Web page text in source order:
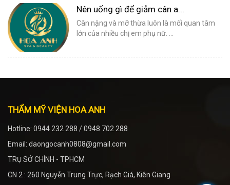
Nên uống gì để giảm cân a...
Cân nặng và mỡ thừa luôn là mối quan tâm
lớn của nhiều chị em phụ nữ. ...
THẨM MỸ VIỆN HOA ANH
Hotline: 0944 232 288 / 0948 702 288
Email: daongocanh0808@gmail.com
TRỤ SỞ CHÍNH - TPHCM
CN 2 : 260 Nguyễn Trung Trực, Rạch Giá, Kiên Giang